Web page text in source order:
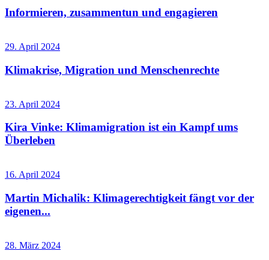
Informieren, zusammentun und engagieren
29. April 2024
Klimakrise, Migration und Menschenrechte
23. April 2024
Kira Vinke: Klimamigration ist ein Kampf ums
Überleben
16. April 2024
Martin Michalik: Klimagerechtigkeit fängt vor der
eigenen...
28. März 2024